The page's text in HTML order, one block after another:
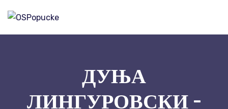
ДУЊА
ЛИНГУРОВСКИ –